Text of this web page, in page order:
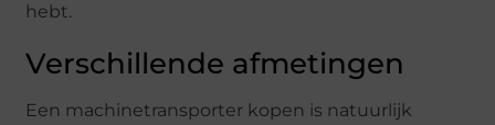
hebt.
Verschillende afmetingen
Een machinetransporter kopen is natuurlijk